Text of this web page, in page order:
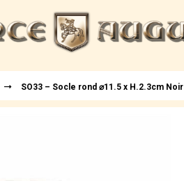
SO33 – Socle rond ⌀11.5 x H.2.3cm Noir